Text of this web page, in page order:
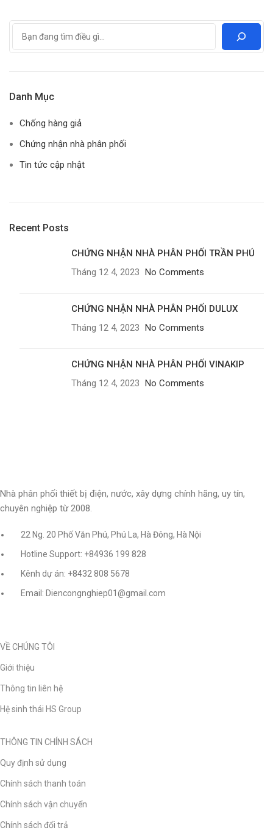
Danh Mục
Chống hàng giả
Chứng nhận nhà phân phối
Tin tức cập nhật
Recent Posts
CHỨNG NHẬN NHÀ PHÂN PHỐI TRẦN PHÚ
Tháng 12 4, 2023 No Comments
CHỨNG NHẬN NHÀ PHÂN PHỐI DULUX
Tháng 12 4, 2023 No Comments
CHỨNG NHẬN NHÀ PHÂN PHỐI VINAKIP
Tháng 12 4, 2023 No Comments
Nhà phân phối thiết bị điện, nước, xây dựng chính hãng, uy tín,
chuyên nghiệp từ 2008.
22 Ng. 20 Phố Văn Phú, Phú La, Hà Đông, Hà Nội
Hotline Support: +84936 199 828
Kênh dự án: +8432 808 5678
Email: Diencongnghiep01@gmail.com
VỀ CHÚNG TÔI
Giới thiệu
Thông tin liên hệ
Hệ sinh thái HS Group
THÔNG TIN CHÍNH SÁCH
Quy định sử dụng
Chính sách thanh toán
Chính sách vận chuyển
Chính sách đổi trả